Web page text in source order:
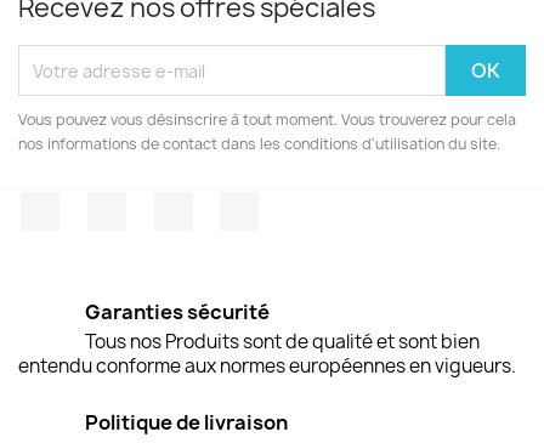
Recevez nos offres spéciales
Vous pouvez vous désinscrire à tout moment. Vous trouverez pour cela
nos informations de contact dans les conditions d'utilisation du site.
Garanties sécurité
Tous nos Produits sont de qualité et sont bien
entendu conforme aux normes européennes en vigueurs.
Politique de livraison